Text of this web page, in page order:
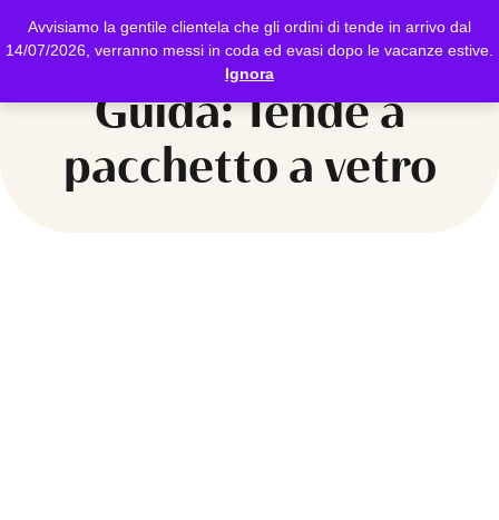
Avvisiamo la gentile clientela che gli ordini di tende in arrivo dal
14/07/2026, verranno messi in coda ed evasi dopo le vacanze estive.
Ignora
Guida: Tende a
pacchetto a vetro